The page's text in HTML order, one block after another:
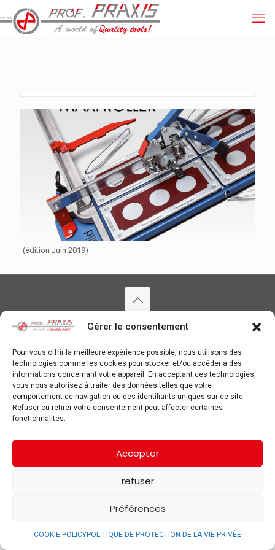
Gérer le consentement
Pour vous offrir la meilleure expérience possible, nous utilisons des
technologies comme les cookies pour stocker et/ou accéder à des
informations concernant votre appareil. En acceptant ces technologies,
vous nous autorisez à traiter des données telles que votre
comportement de navigation ou des identifiants uniques sur ce site.
Refuser ou retirer votre consentement peut affecter certaines
fonctionnalités.
Accepter
refuser
Préférences
COOKIE POLICYPOLITIQUE DE PROTECTION DE LA VIE PRIVÉE
(édition Juin 2019)
Copyright ©
2026 Prof Praxis. Alle rechten voorbehouden. —